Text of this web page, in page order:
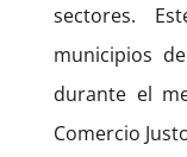
sectores.
municipios
durante el
Comercio